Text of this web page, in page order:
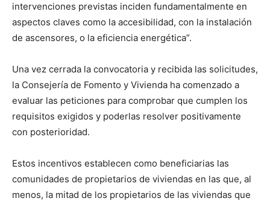
intervenciones previstas inciden fundamentalmente en
aspectos claves como la accesibilidad, con la instalación
de ascensores, o la eficiencia energética”.
Una vez cerrada la convocatoria y recibida las solicitudes,
la Consejería de Fomento y Vivienda ha comenzado a
evaluar las peticiones para comprobar que cumplen los
requisitos exigidos y poderlas resolver positivamente
con posterioridad.
Estos incentivos establecen como beneficiarias las
comunidades de propietarios de viviendas en las que, al
menos, la mitad de los propietarios de las viviendas que